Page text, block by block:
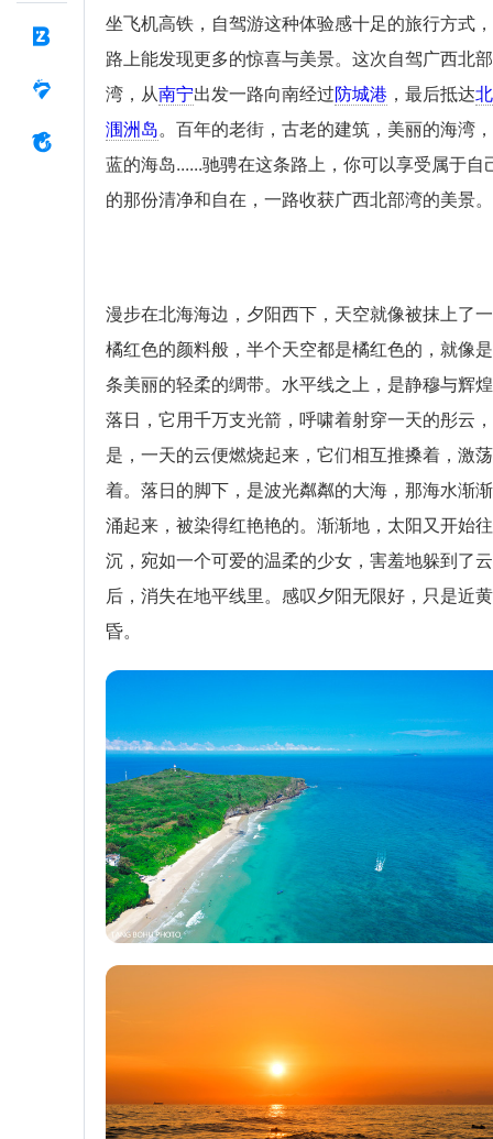
坐飞机高铁，自驾游这种体验感十足的旅行方式
路上能发现更多的惊喜与美景。这次自驾广西北部
湾，从南宁出发一路向南经过防城港 ，最后抵达
涠洲岛。百年的老街，古老的建筑，美丽的海湾
蓝的海岛......驰骋在这条路上，你可以享受属于自
的那份清净和自在，一路收获广西北部湾的美景。
漫步在北海海边，夕阳西下，天空就像被抹上了
橘红色的颜料般，半个天空都是橘红色的，就像
条美丽的轻柔的绸带。水平线之上，是静穆与辉
落日，它用千万支光箭，呼啸着射穿一天的彤云
是，一天的云便燃烧起来，它们相互推搡着，激荡
着。落日的脚下，是波光粼粼的大海，那海水渐
涌起来，被染得红艳艳的。渐渐地，太阳又开始
沉，宛如一个可爱的温柔的少女，害羞地躲到了
后，消失在地平线里。感叹夕阳无限好，只是近黄
昏。